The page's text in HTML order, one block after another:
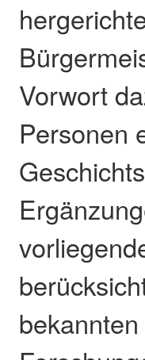
Vorwort
Personen